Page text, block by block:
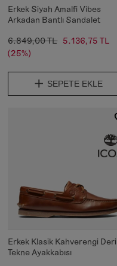
Erkek Siyah Amalfi Vibes
Arkadan Bantlı Sandalet
6.849,00 TL 5.136,75 TL
(25%)
SEPETE EKLE
Erkek Klasik Kahverengi Deri
Tekne Ayakkabısı